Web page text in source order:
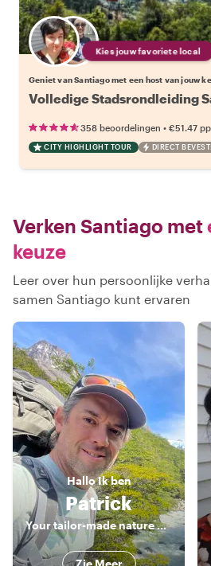
Kies jouw favoriete local
Geniet van Santiago met een host van jouw
Volledige Stadsrondleiding
358 beoordelingen • €51.47 pp
CITY HIGHLIGHT TOUR DIRECT
Verken Santiago met
keuze
Leer over hun persoonlijke
samen Santiago kunt ervaren
HalloIk ben
Patrick
Your tailor-made nature guide
Zie Meer